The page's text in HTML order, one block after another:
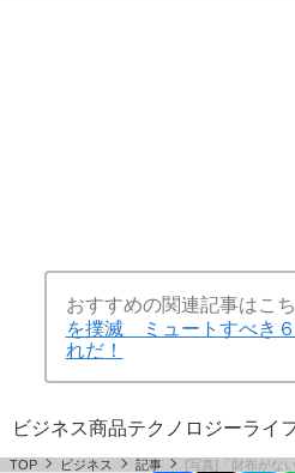
おすすめの関連記事はこ
を撲滅 ミュートすべき
れだ！
ビジネス商品テクノロジーライ
TOP ビジネス 記事 [写真]「財布がな